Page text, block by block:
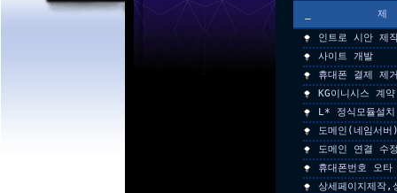
인트로 시안 제
사이트 개발
휴대폰 결제 제
KG이니시스 계
L* 정식모듈설치
도메인(네임서
도메인 연결 수
휴대폰번호 오타
상세페이지제작,